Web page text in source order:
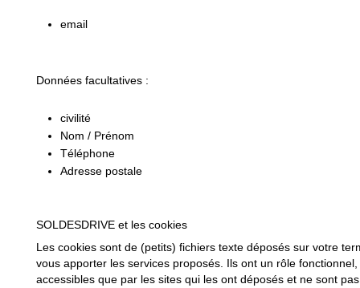
email
Données facultatives :
civilité
Nom / Prénom
Téléphone
Adresse postale
SOLDESDRIVE et les cookies
Les cookies sont de (petits) fichiers texte déposés sur votre
vous apporter les services proposés. Ils ont un rôle
accessibles que par les sites qui les ont déposés et ne sont